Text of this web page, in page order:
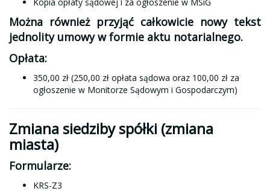
Można również przyjąć całkowicie nowy tekst
jednolity umowy w formie aktu notarialnego.
Opłata:
350,00 zł (250,00 zł opłata sądowa oraz 100,00 zł za
ogłoszenie w Monitorze Sądowym i Gospodarczym)
Zmiana siedziby spółki (zmiana
miasta)
Formularze:
KRS-Z3